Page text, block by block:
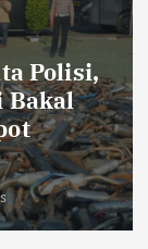
Polisi,
Bakal